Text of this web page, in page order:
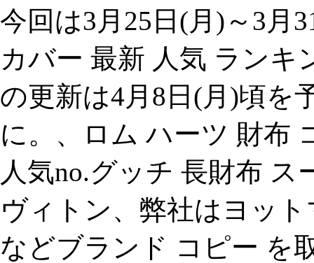
今回は3月25日(月)～3月
カバー 最新 人気 ランキ
の更新は4月8日(月)頃を
に。、ロム ハーツ 財布
人気no.グッチ 長財布 ス
ヴィトン、弊社はヨッ
などブランド コピー を